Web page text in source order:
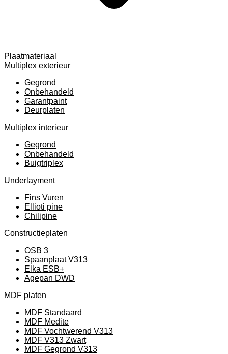
Plaatmateriaal
Multiplex exterieur
Gegrond
Onbehandeld
Garantpaint
Deurplaten
Multiplex interieur
Gegrond
Onbehandeld
Buigtriplex
Underlayment
Fins Vuren
Ellioti pine
Chilipine
Constructieplaten
OSB 3
Spaanplaat V313
Elka ESB+
Agepan DWD
MDF platen
MDF Standaard
MDF Medite
MDF Vochtwerend V313
MDF V313 Zwart
MDF Gegrond V313